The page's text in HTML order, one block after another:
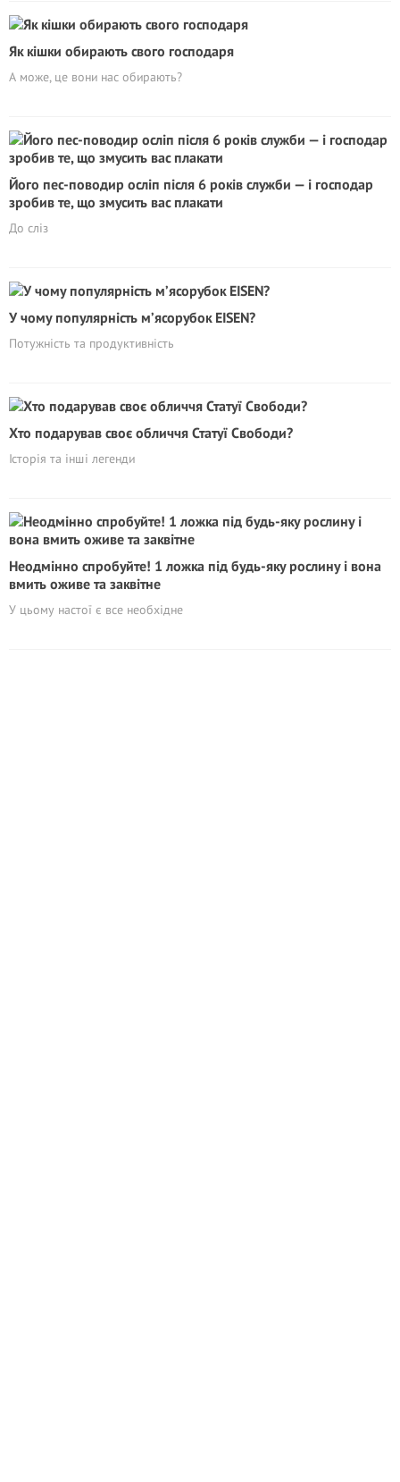
Як кішки обирають свого господаря
А може, це вони нас обирають?
Його пес-поводир осліп після 6 років служби — і господар
зробив те, що змусить вас плакати
До сліз
У чому популярність м’ясорубок EISEN?
Потужність та продуктивність
Хто подарував своє обличчя Статуї Свободи?
Історія та інші легенди
Неодмінно спробуйте! 1 ложка під будь-яку рослину і вона
вмить оживе та заквітне
У цьому настої є все необхідне